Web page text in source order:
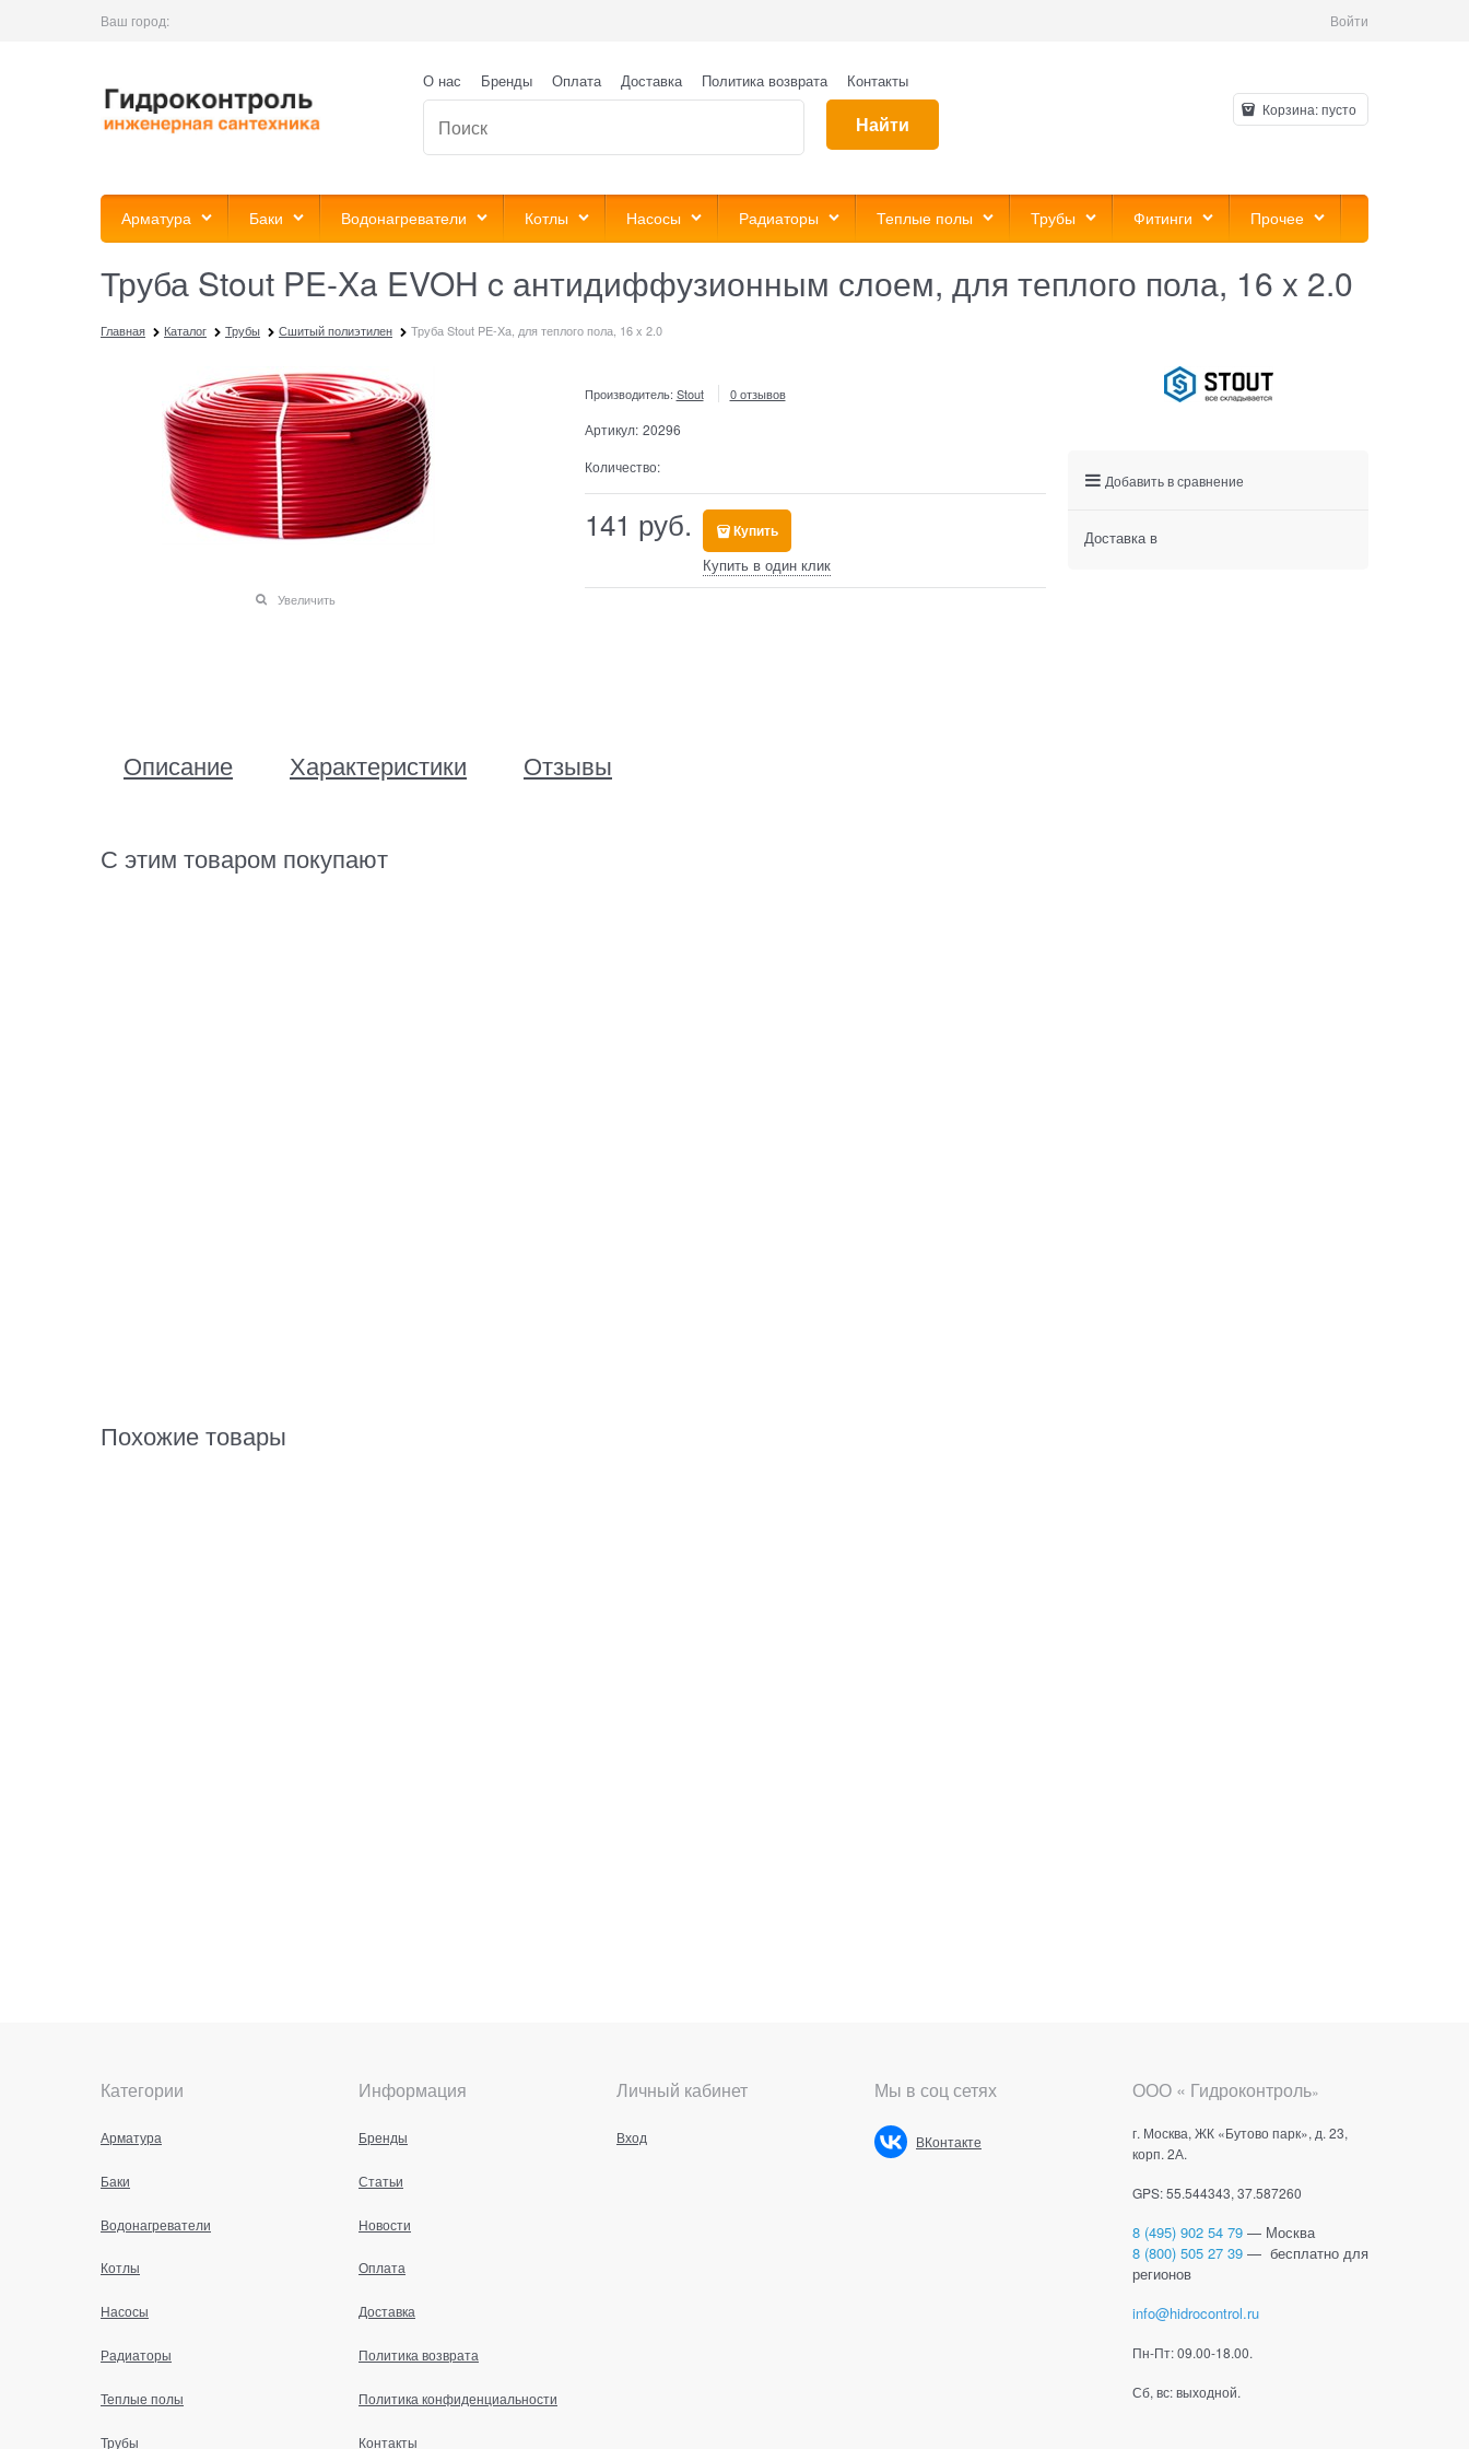
Ваш город: Войти
О нас Бренды Оплата Доставка Политика возврата Контакты
Найти
Корзина:пусто
Арматура Баки Водонагреватели Котлы Насосы Радиаторы Теплые полы Трубы Фитинги Прочее
Труба Stout PE-Xa EVOH c антидиффузионным слоем, для теплого пола, 16 x 2.0
Главная Каталог Трубы Сшитый полиэтилен Труба Stout PE-Xa, для теплого пола, 16 x 2.0
Увеличить
Производитель: Stout 0 отзывов
Артикул: 20296
Количество:
141 руб. Купить
Купить в один клик
Описание Характеристики Отзывы
С этим товаром покупают
Похожие товары
Добавить в сравнение
Доставка в
Категории
Арматура
Баки
Водонагреватели
Котлы
Насосы
Радиаторы
Теплые полы
Трубы
Информация
Бренды
Статьи
Новости
Оплата
Доставка
Политика возврата
Политика конфиденциальности
Контакты
Личный кабинет
Вход
Мы в соц сетях
ВКонтакте
ООО « Гидроконтроль»
г. Москва, ЖК «Бутово парк», д. 23,
корп. 2А.
GPS: 55.544343, 37.587260
8 (495) 902 54 79 — Москва
8 (800) 505 27 39 — бесплатно для
регионов
info@hidrocontrol.ru
Пн-Пт: 09.00-18.00.
Сб, вс: выходной.